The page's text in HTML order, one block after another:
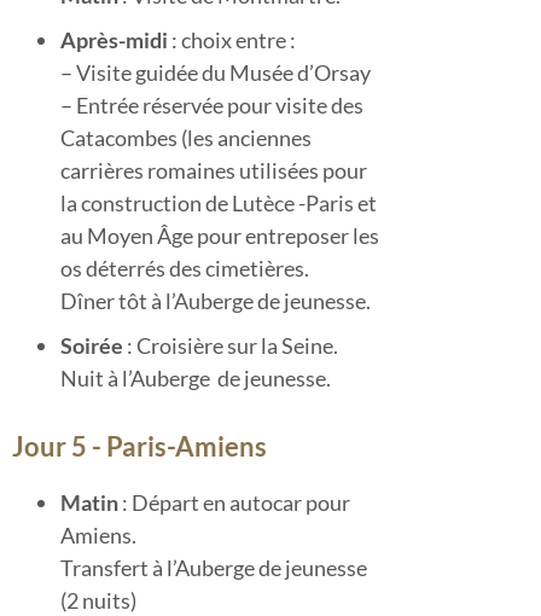
Après-midi : choix entre :
– Visite guidée du Musée d’Orsay
– Entrée réservée pour visite des
Catacombes (les anciennes
carrières romaines utilisées pour
la construction de Lutèce -Paris et
au Moyen Âge pour entreposer les
os déterrés des cimetières.
Dîner tôt à l’Auberge de jeunesse.
Soirée : Croisière sur la Seine.
Nuit à l’Auberge de jeunesse.
Jour 5 - Paris-Amiens
Matin: Départ en autocar pour
Amiens.
Transfert à l’Auberge de jeunesse
(2 nuits)